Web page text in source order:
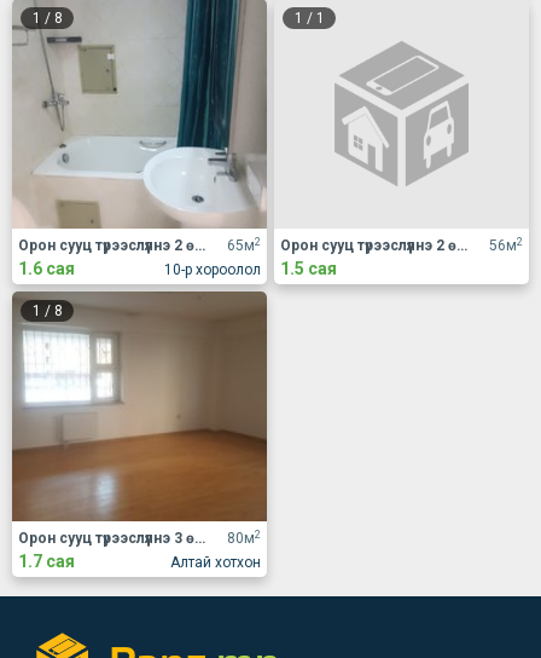
1 / 8
65м2
10-р хороолол
Орон сууц түрээслүүлнэ 2 өрөө
1.6 сая
1 / 1
56м2
Орон сууц түрээслүүлнэ 2 өрөө
1.5 сая
1 / 8
80м2
Алтай хотхон
Орон сууц түрээслүүлнэ 3 өрөө
1.7 сая